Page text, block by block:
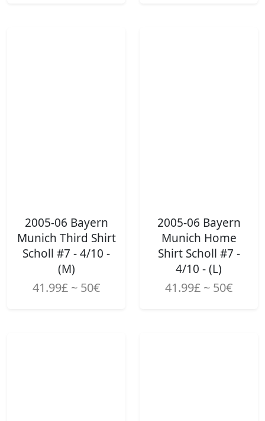
2005-06 Bayern
Munich Third Shirt
Scholl #7 - 4/10 -
(M)
41.99£ ~ 50€
2005-06 Bayern
Munich Home
Shirt Scholl #7 -
4/10 - (L)
41.99£ ~ 50€